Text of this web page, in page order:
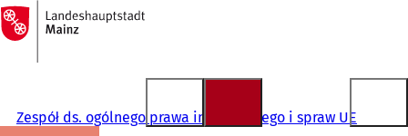
Przejdź do treści
Do
strony
głównej
Zespół ds. ogólnego prawa imigracyjnego i spraw UE